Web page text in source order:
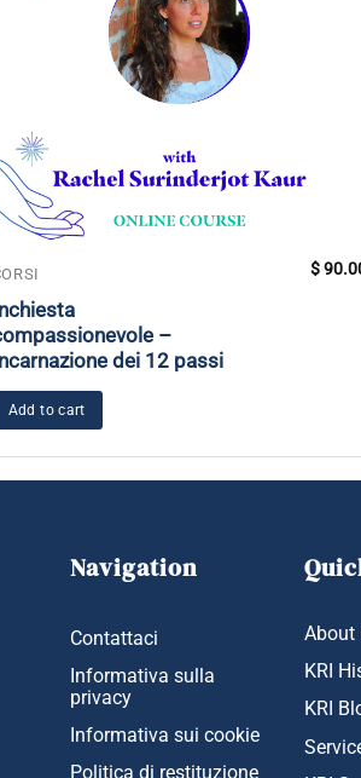
–
dei 12 passi
$
Add to cart
Navigation
Contattaci
Informativa sulla
privacy
Informativa sui cookie
Politica di restituzione
About
KRI
KRI